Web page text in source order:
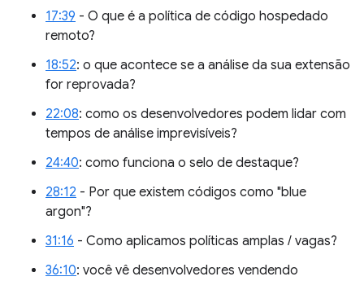
17:39 - O que é a política de código hospedado
remoto?
18:52: o que acontece se a análise da sua extensão
for reprovada?
22:08: como os desenvolvedores podem lidar com
tempos de análise imprevisíveis?
24:40: como funciona o selo de destaque?
28:12 - Por que existem códigos como "blue
argon"?
31:16 - Como aplicamos políticas amplas / vagas?
36:10: você vê desenvolvedores vendendo